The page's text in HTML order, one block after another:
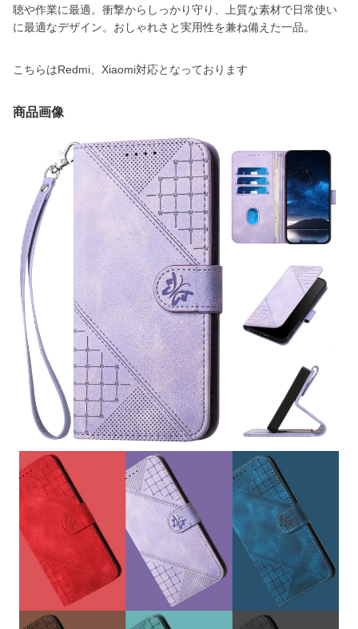
聴や作業に最適。衝撃からしっかり守り、上質な素材で日常使い
に最適なデザイン。おしゃれさと実用性を兼ね備えた一品。
こちらはRedmi、Xiaomi対応となっております
商品画像